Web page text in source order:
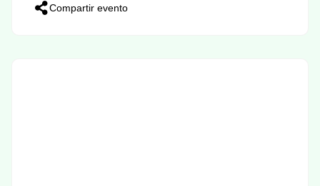
Compartir evento